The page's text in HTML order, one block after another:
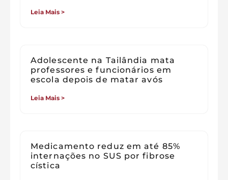
Leia Mais >
Adolescente na Tailândia mata
professores e funcionários em
escola depois de matar avós
Leia Mais >
Medicamento reduz em até 85%
internações no SUS por fibrose
cística